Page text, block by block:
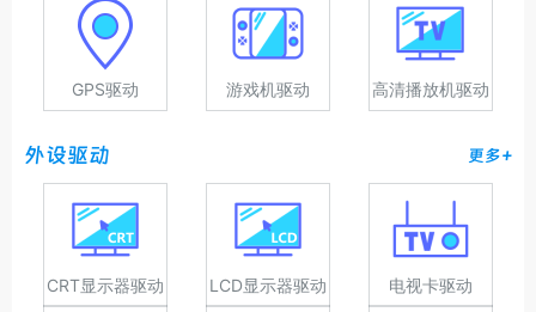
GPS驱动 游戏机驱动 高清播放机驱动
外设驱动 更多+
CRT显示器驱动 LCD显示器驱动 电视卡驱动